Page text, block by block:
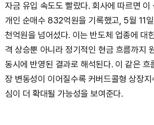
자금 유입 속도도 빨랐다. 회사에 따르면 이
개인 순매수 832억원을 기록했고, 5월 11
천억원을 넘어섰다. 이는 반도체 업종에 대
격 상승뿐 아니라 정기적인 현금 흐름까지
동시에 반영된 결과로 해석된다. 이 같은 흐
장 변동성이 이어질수록 커버드콜형 상장
심이 더 확대될 가능성을 보여준다.